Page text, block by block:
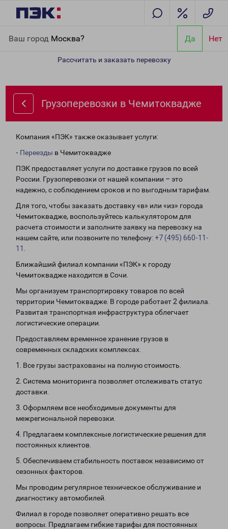
Ваш город Москва? Да Нет
Рассчитать и заказать перевозку
Грузоперевозки в Чемитоквадже
Компания «ПЭК» также оказывает услуги:
- Переезды в Чемитоквадже
ПЭК предоставляет услуги по доставке грузов по всей
России. Грузоперевозки от нашей компании – это
надежно, с соблюдением сроков и по выгодным тарифам.
Для того, чтобы заказать доставку «в» или «из» города
Чемитоквадже, воспользуйтесь калькулятором для
расчета стоимости и заполните заявку на перевозку на
нашем сайте, или позвоните по телефону: +7 (495) 660-11-
11
Ближайший филиал компании «ПЭК» к городу
Чемитоквадже находится в Сочи.
Мы организуем транспортировку товаров по всей
территории Чемитоквадже. В городе работает 2 филиала.
Развитая транспортная инфраструктура облегчает
логистические операции.
Предоставляем временное хранение грузов в
современных складских комплексах.
1. Все грузы застрахованы на полную стоимость.
2. Система мониторинга позволяет отслеживать статус
доставки.
3. Оформляем все необходимые документы для
межрегиональной перевозки.
4. Предлагаем комплексные логистические решения для
постоянных клиентов.
5. Обеспечиваем стабильность поставок независимо от
сезонных факторов.
Мы проводим регулярное техническое обслуживание и
диагностику автомобилей.
Филиал в городе позволяет оперативно решать все
вопросы. Предлагаем гибкие тарифы для постоянных